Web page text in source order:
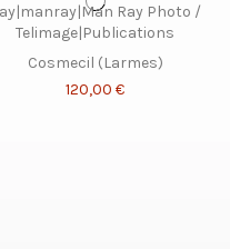
Cosmecil (Larmes)
120,00 €